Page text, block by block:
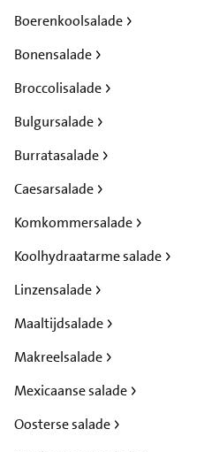
Boerenkoolsalade
Bonensalade
Broccolisalade
Bulgursalade
Burratasalade
Caesarsalade
Komkommersalade
Koolhydraatarme salade
Linzensalade
Maaltijdsalade
Makreelsalade
Mexicaanse salade
Oosterse salade